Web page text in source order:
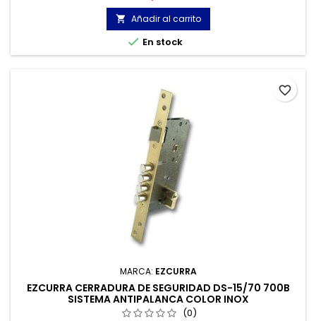
acero templado.
 Añadir al carrito
 En stock
MARCA: EZCURRA
EZCURRA CERRADURA DE SEGURIDAD DS-15/70 700B
SISTEMA ANTIPALANCA COLOR INOX
(0)
favorite_border